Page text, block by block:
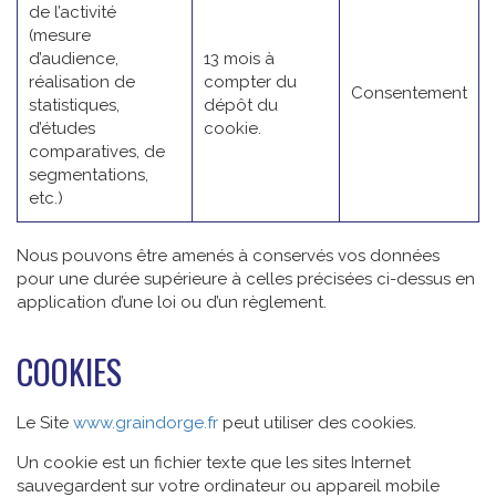
de l’activité
(mesure
d’audience,
réalisation de
statistiques,
d’études
comparatives, de
segmentations,
etc.)
13 mois à
compter du
dépôt du
cookie.
Consentement
Nous pouvons être amenés à conservés vos données
pour une durée supérieure à celles précisées ci-dessus en
application d’une loi ou d’un règlement.
COOKIES
Le Site www.graindorge.fr peut utiliser des cookies.
Un cookie est un fichier texte que les sites Internet
sauvegardent sur votre ordinateur ou appareil mobile